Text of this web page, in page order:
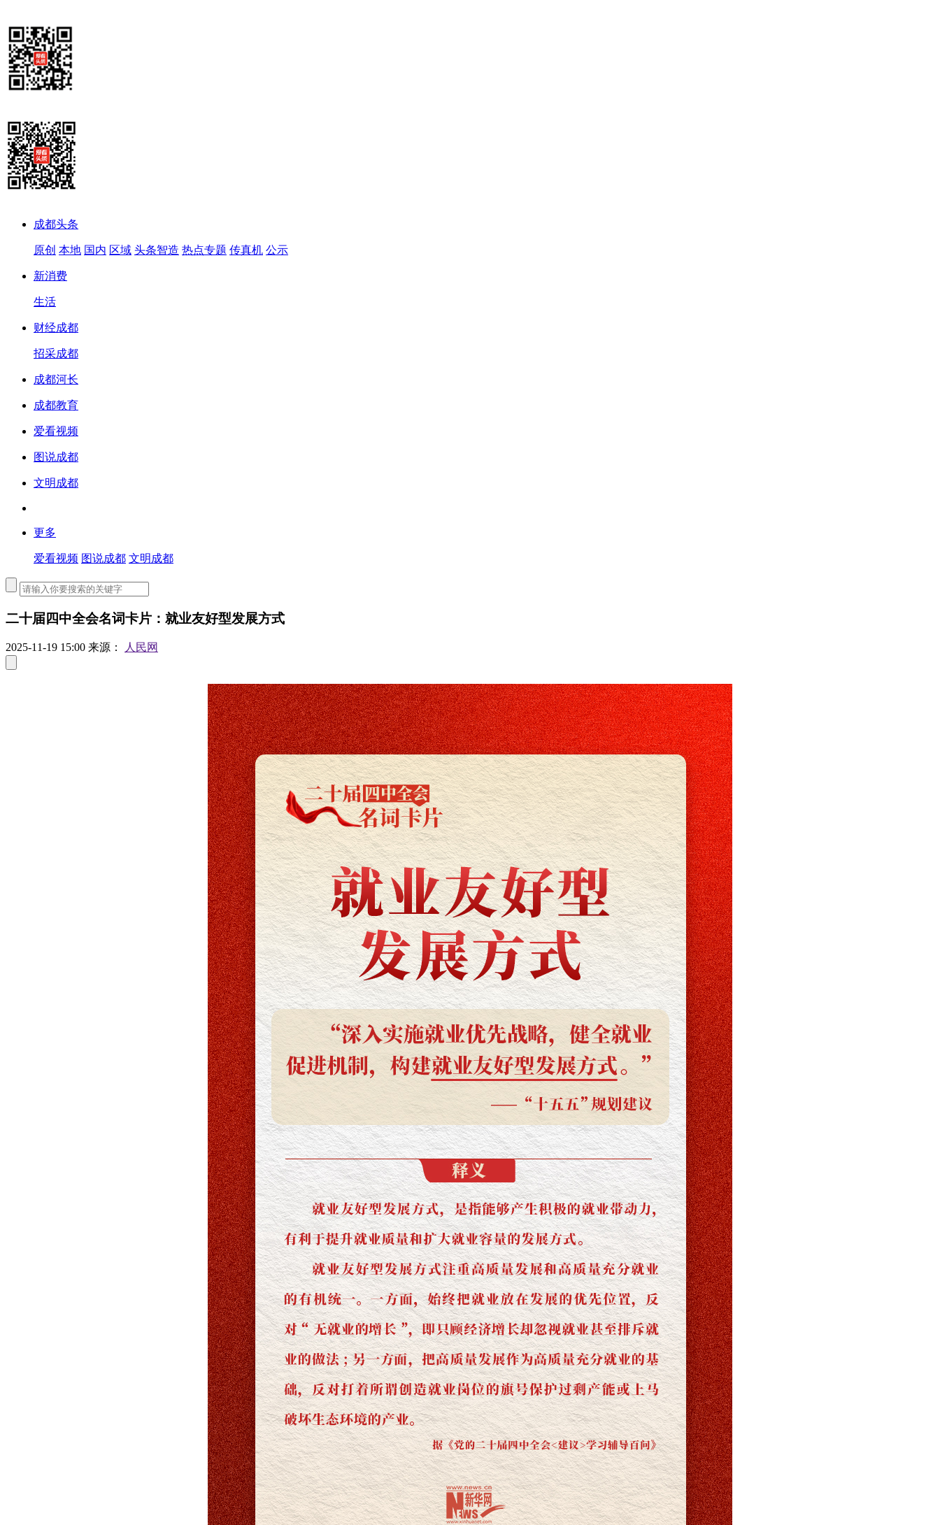
成都头条
原创 本地 国内 区域 头条智造 热点专题 传真机 公示
新消费
生活
财经成都
招采成都
成都河长
成都教育
爱看视频
图说成都
文明成都
更多
爱看视频 图说成都 文明成都
二十届四中全会名词卡片：就业友好型发展方式
2025-11-19 15:00 来源： 人民网